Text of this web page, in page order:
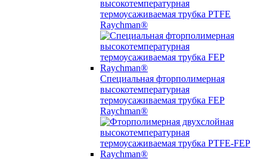
высокотемпературная
термоусаживаемая трубка PTFE
Raychman®
Специальная фторполимерная
высокотемпературная
термоусаживаемая трубка FEP
Raychman®